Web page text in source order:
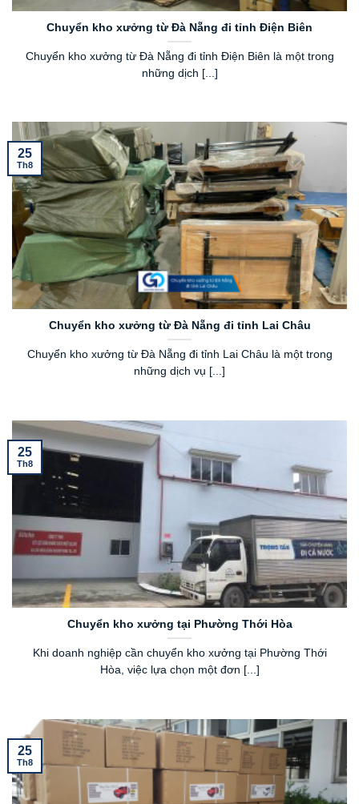
Chuyển kho xưởng từ Đà Nẵng đi tỉnh Điện Biên
Chuyển kho xưởng từ Đà Nẵng đi tỉnh Điện Biên là một trong
những dịch [...]
Chuyển kho xưởng từ Đà Nẵng đi tỉnh Lai Châu
Chuyển kho xưởng từ Đà Nẵng đi tỉnh Lai Châu là một trong
những dịch vụ [...]
25
Th8
Chuyển kho xưởng tại Phường Thới Hòa
Khi doanh nghiệp cần chuyển kho xưởng tại Phường Thới
Hòa, việc lựa chọn một đơn [...]
25
Th8
25
Th8